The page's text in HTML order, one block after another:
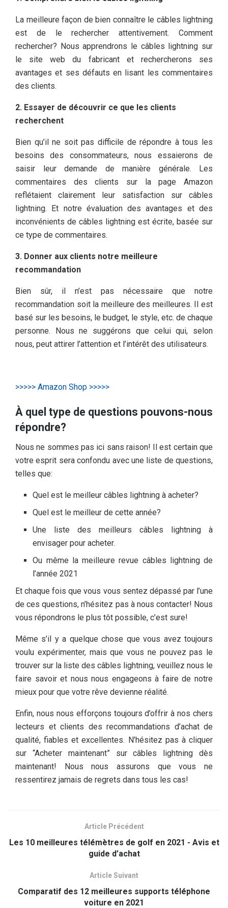
La meilleure façon de bien connaître le câbles lightning
est de le rechercher attentivement. Comment
rechercher? Nous apprendrons le câbles lightning sur
le site web du fabricant et rechercherons ses
avantages et ses défauts en lisant les commentaires
des clients.
2. Essayer de découvrir ce que les clients
recherchent
Bien qu’il ne soit pas difficile de répondre à tous les
besoins des consommateurs, nous essaierons de
saisir leur demande de manière générale. Les
commentaires des clients sur la page Amazon
reflétaient clairement leur satisfaction sur câbles
lightning. Et notre évaluation des avantages et des
inconvénients de câbles lightning est écrite, basée sur
ce type de commentaires.
3. Donner aux clients notre meilleure
recommandation
Bien sûr, il n’est pas nécessaire que notre
recommandation soit la meilleure des meilleures. Il est
basé sur les besoins, le budget, le style, etc. de chaque
personne. Nous ne suggérons que celui qui, selon
nous, peut attirer l’attention et l’intérêt des utilisateurs.
>>>>> Amazon Shop >>>>>
À quel type de questions pouvons-nous
répondre?
Nous ne sommes pas ici sans raison! Il est certain que
votre esprit sera confondu avec une liste de questions,
telles que:
Quel est le meilleur câbles lightning à acheter?
Quel est le meilleur de cette année?
Une liste des meilleurs câbles lightning à
envisager pour acheter.
Ou même la meilleure revue câbles lightning de
l’année 2021
Et chaque fois que vous vous sentez dépassé par l’une
de ces questions, n’hésitez pas à nous contacter! Nous
vous répondrons le plus tôt possible, c’est sure!
Même s’il y a quelque chose que vous avez toujours
voulu expérimenter, mais que vous ne pouvez pas le
trouver sur la liste des câbles lightning, veuillez nous le
faire savoir et nous nous engageons à faire de notre
mieux pour que votre rêve devienne réalité.
Enfin, nous nous efforçons toujours d’offrir à nos chers
lecteurs et clients des recommandations d’achat de
qualité, fiables et excellentes. N’hésitez pas à cliquer
sur “Acheter maintenant” sur câbles lightning dès
maintenant! Nous nous assurons que vous ne
ressentirez jamais de regrets dans tous les cas!
Article Précédent
Les 10 meilleures télémètres de golf en 2021 - Avis et
guide d’achat
Article Suivant
Comparatif des 12 meilleures supports téléphone
voiture en 2021